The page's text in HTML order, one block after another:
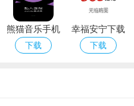
于其高效、精准的信息提供
数据源，提供最新的台风动态
便利。与此软件包含丰富的教
熊猫音乐手机
版下载_熊猫
下载
幸福安宁下载
_幸福安宁安
下载